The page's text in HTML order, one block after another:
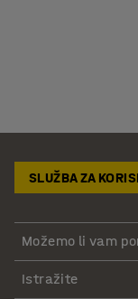
SLUŽBA ZA
Možemo li vam
Istražite